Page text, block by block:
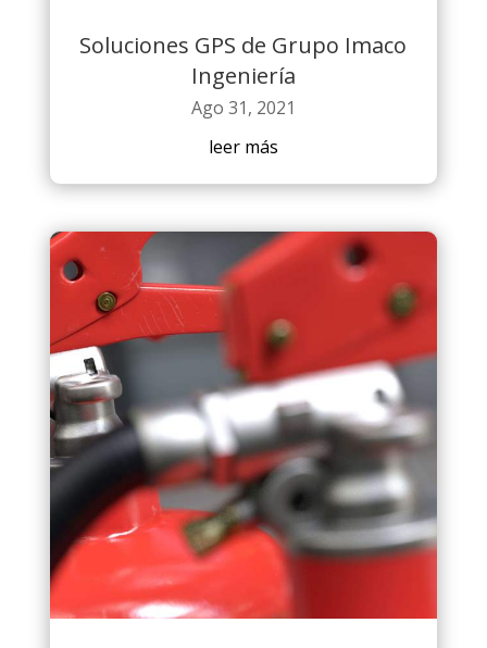
Soluciones GPS de Grupo Imaco
Ingeniería
Ago 31, 2021
leer más